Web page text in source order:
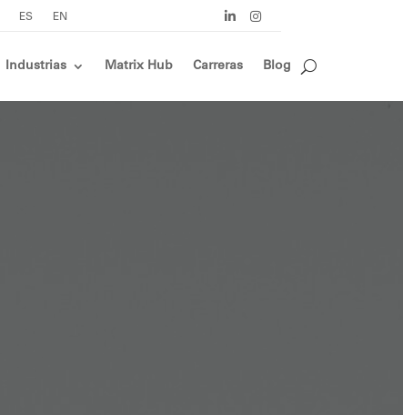
ES EN
Industrias Matrix Hub Carreras Blog